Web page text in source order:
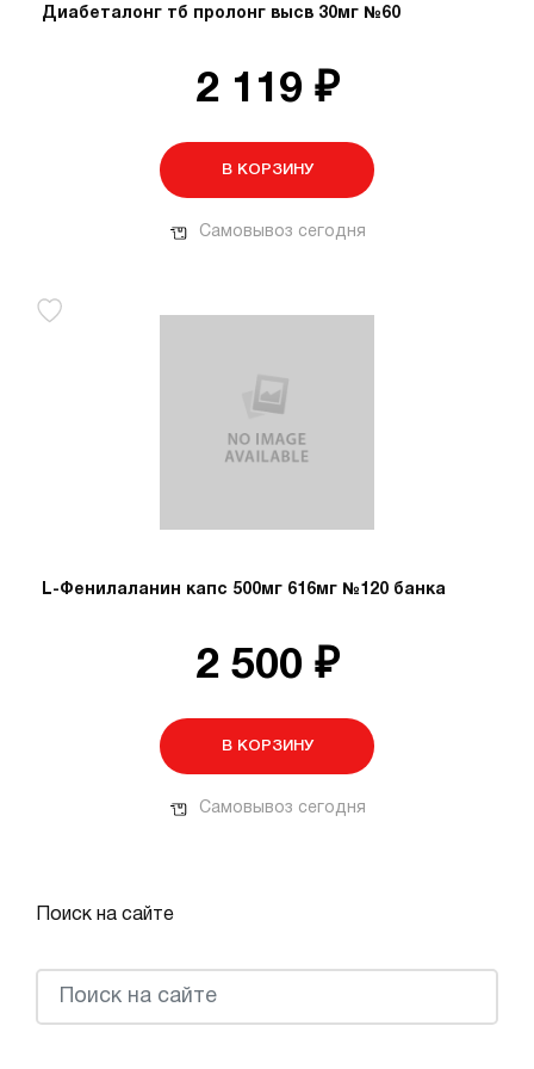
Диабеталонг тб пролонг высв 30мг №60
2 119 ₽
В КОРЗИНУ
Самовывоз сегодня
L-Фенилаланин капс 500мг 616мг №120 банка
2 500 ₽
В КОРЗИНУ
Самовывоз сегодня
Поиск на сайте